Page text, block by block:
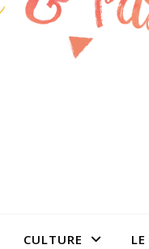
CULTURE